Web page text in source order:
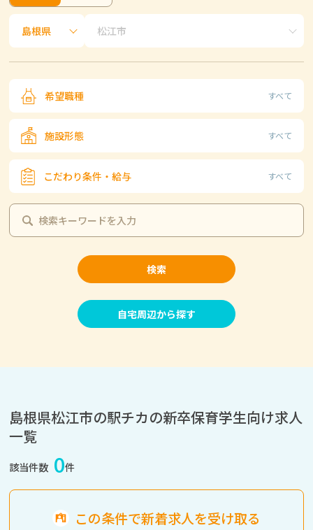
希望職種 すべて
施設形態 すべて
こだわり条件・給与 すべて
検索
自宅周辺から探す
島根県松江市の駅チカの新卒保育学生向け求人
一覧
該当件数 0件
この条件で新着求人を受け取る